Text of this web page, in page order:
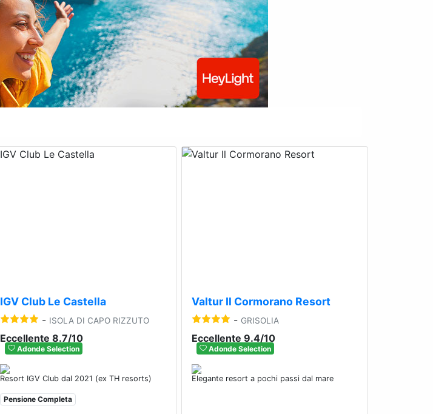
IGV Club Le Castella
- ISOLA DI CAPO RIZZUTO
Eccellente 8.7/10
Adonde Selection
Resort IGV Club dal 2021 (ex TH resorts)
Pensione Completa
Valtur Il Cormorano Resort
- GRISOLIA
Eccellente 9.4/10
Adonde Selection
Elegante resort a pochi passi dal mare